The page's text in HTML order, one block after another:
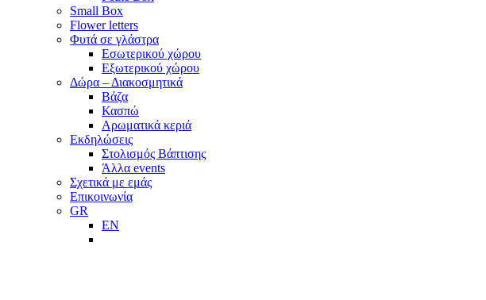
Small Box
Flower letters
Φυτά σε γλάστρα
Εσωτερικού χώρου
Εξωτερικού χώρου
Δώρα – Διακοσμητικά
Βάζα
Κασπώ
Αρωματικά κεριά
Εκδηλώσεις
Στολισμός Βάπτισης
Άλλα events
Σχετικά με εμάς
Επικοινωνία
GR
EN